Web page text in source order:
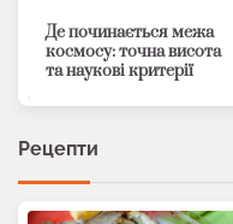
Де починається межа
космосу: точна висота
та наукові критерії
Рецепти